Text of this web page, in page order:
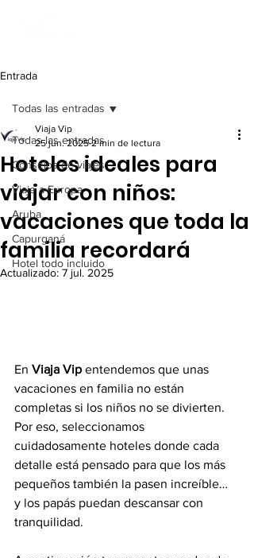
Entrada
Todas las entradas
Consejos de viajes
Viaje a Europa
Aruba
Capurganá
Hotel todo incluido
Todas las entradas
Hoteles ideales para
viajar con niños:
vacaciones que toda la
familia recordará
Viaja Vip
25 jun. 2025 2 min de lectura
Actualizado: 7 jul. 2025
En Viaja Vip entendemos que unas
vacaciones en familia no están
completas si los niños no se divierten.
Por eso, seleccionamos
cuidadosamente hoteles donde cada
detalle está pensado para que los más
pequeños también la pasen increíble…
y los papás puedan descansar con
tranquilidad.